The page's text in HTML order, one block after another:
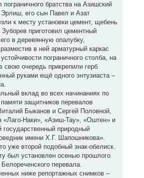
братства на Азишский
Эрлиш, его сын Павел и Азат
к месту установки цемент, щебень
Зуборев приготовил цементный
в деревянную опалубку,
в ней арматурный каркас
пограничного столба, на
свою очередь прикрепили герб
руками ещё одного энтузиаста –
вклад во всех начинаниях по
защитников перевалов
Быканов и Сергей Половной,
«Лаго-Наки», «Азиш-Тау», «Оштен» и
государственный природный
имени Х.Г. Шапошникова».
уже второй подобный знак-обелиск.
был установлен осенью прошлого
перевала.
ниже репортажных снимков –